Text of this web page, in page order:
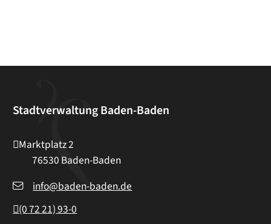
Stadtverwaltung Baden-Baden
Marktplatz 2
76530 Baden-Baden
info@baden-baden.de
(07221) 93-0